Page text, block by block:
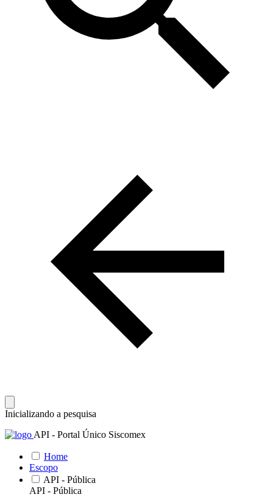
Inicializando a pesquisa
API - Portal Único Siscomex
Home
Escopo
API - Pública
API - Pública